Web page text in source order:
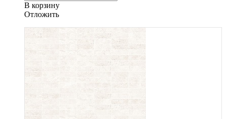
В корзину
Oтложить